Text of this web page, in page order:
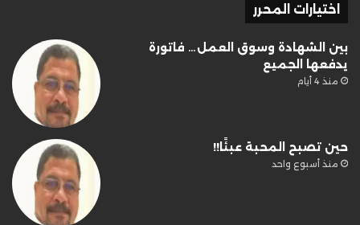
اختيارات المحرر
بين الشهادة وسوق العمل… فاتورة
يدفعها الجميع
منذ 4 أيام
حين تصبح المحبة عبئًا!!
منذ أسبوع واحد